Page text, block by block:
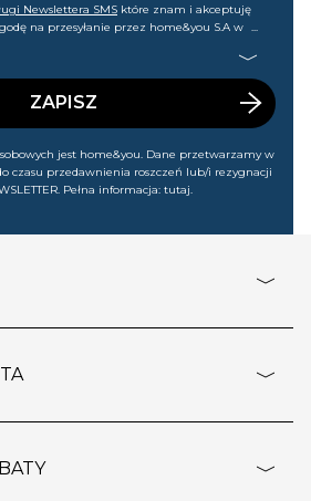
Newslettera SMS które znam i akceptuję
na przesyłanie przez home&you S.A w
że mogę tę zgodę w każdej chwili
ZAPISZ
jest home&you. Dane przetwarzamy w
czasu przedawnienia roszczeń lub/i rezygnacji
Pełna informacja: tutaj.